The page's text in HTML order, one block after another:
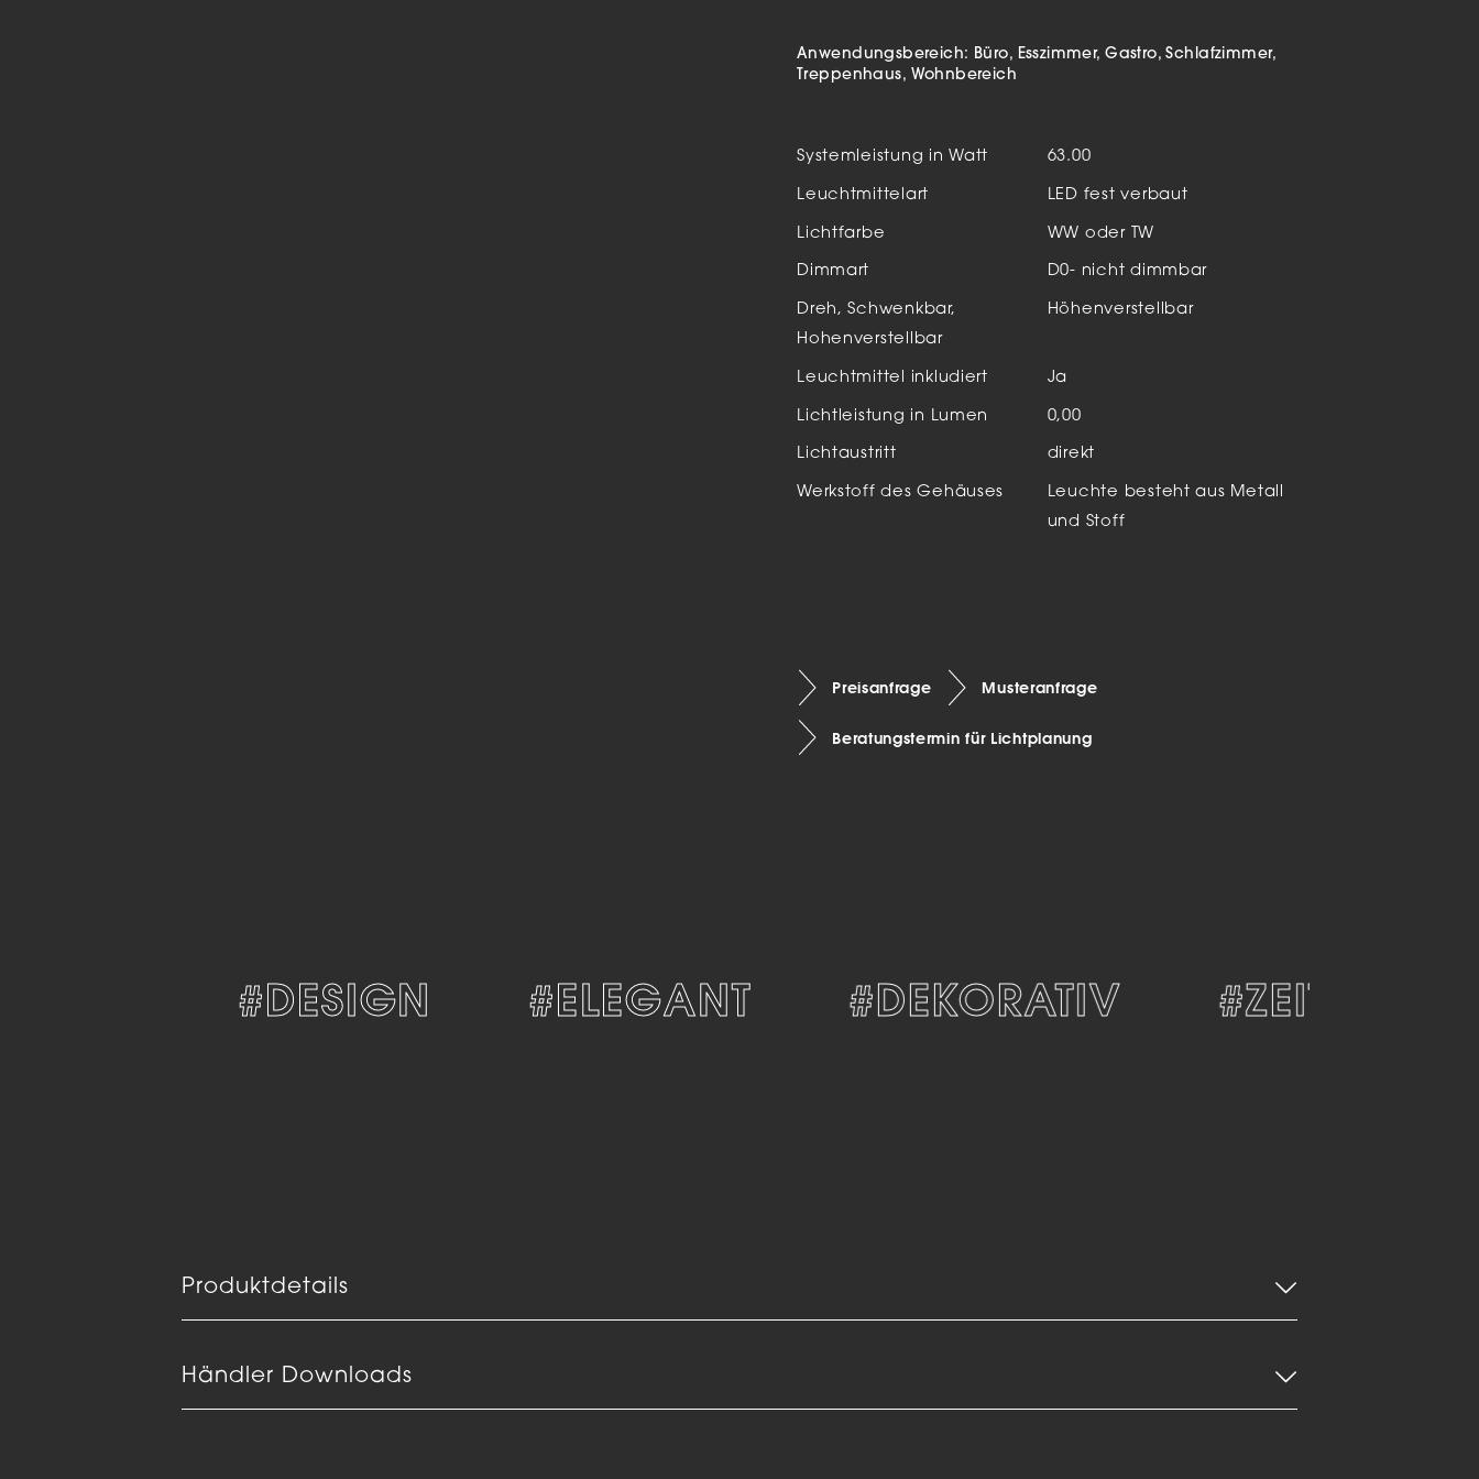
LED
Zubehör
Anwendungsbereich: Büro Esszimmer Gastro
Schlafzimmer
Treppenhaus
Wohnbereich
Systemleistung in Watt 63.00
Leuchtmittelart LED fest verbaut
Lichtfarbe WW oder TW
Dimmart D0- nicht dimmbar
Dreh, Schwenkbar,
Hohenverstellbar
Höhenverstellbar
Leuchtmittel inkludiert Ja
Lichtleistung in Lumen 0,00
Lichtaustritt direkt
Werkstoff des Gehäuses
Leuchte besteht aus Metall
und Stoff
Preisanfrage Musteranfrage
Beratungstermin für Lichtplanung
#DESIGN #ELEGANT #DEKORATIV #ZEITLOS
Produktdetails
Händler Downloads